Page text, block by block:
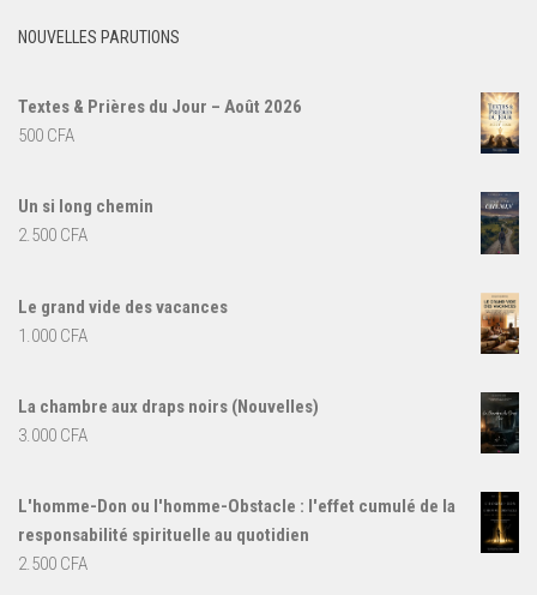
NOUVELLES PARUTIONS
Textes & Prières du Jour – Août 2026
500 CFA
Un si long chemin
2.500 CFA
Le grand vide des vacances
1.000 CFA
La chambre aux draps noirs (Nouvelles)
3.000 CFA
L'homme-Don ou l'homme-Obstacle : l'effet cumulé de la
responsabilité spirituelle au quotidien
2.500 CFA